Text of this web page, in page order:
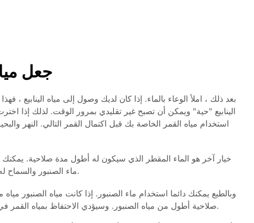
جعل
بعد ذلك ، املأ الوعاء بالماء. إذا كان لديك وصول إلى مياه الينابيع ،
الينابيع "حية" ويمكن أن تصبح غير تقليدي بمرور الوقت. لذلك إذا
استخدام مياه القمر الخاصة بك قبل اكتمال القمر التالي. النهر
خيار آخر هو الماء المقطر الذي سيكون له أطول مدة صلاحية.
ماء الصنبور والسماح له بالتبرد قبل إضافته قارورة ماء القمر.
وبالطبع يمكنك دائما استخدام ماء الصنبور. إذا كانت مياه الصنبور
صلاحية أطول من مياه الصنبور. وسيؤدي الاحتفاظ بمياه القمر في الثلاجة إلى إطالة عمرها الذاتي أيضًا.